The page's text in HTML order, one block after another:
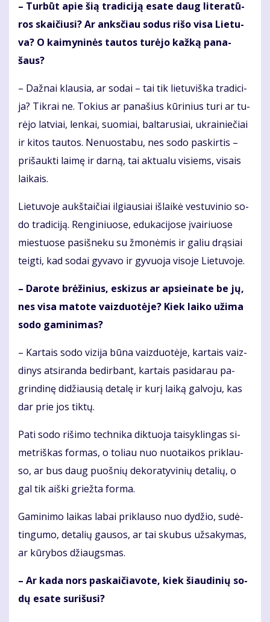
– Tur­būt apie šią tra­di­ci­ją esa­te daug li­te­ra­tū­
ros skai­čiu­si? Ar anks­čiau so­dus ri­šo vi­sa Lie­tu­
va? O kai­my­ni­nės tau­tos tu­rė­jo kaž­ką pa­na­
šaus?
– Daž­nai klau­sia, ar so­dai – tai tik lie­tu­viš­ka tra­di­ci­
ja? Tik­rai ne. To­kius ar pa­na­šius kū­ri­nius tu­ri ar tu­
rė­jo lat­viai, len­kai, suo­miai, bal­ta­ru­siai, uk­rai­nie­čiai
ir ki­tos tau­tos. Ne­nuos­ta­bu, nes so­do pa­skir­tis –
pri­šauk­ti lai­mę ir dar­ną, tai ak­tu­a­lu vi­siems, vi­sais
lai­kais.
Lie­tu­vo­je aukš­tai­čiai il­giau­siai iš­lai­kė ves­tu­vi­nio so­
do tra­di­ci­ją. Ren­gi­niuo­se, edu­ka­ci­jo­se įvai­riuo­se
mies­tuo­se pa­si­šne­ku su žmo­nė­mis ir ga­liu drą­siai
teig­ti, kad so­dai gy­va­vo ir gy­vuo­ja vi­so­je Lie­tu­vo­je.
– Da­ro­te brė­ži­nius, es­ki­zus ar ap­si­ei­na­te be jų,
nes vi­sa ma­to­te vaiz­duo­tė­je? Kiek lai­ko už­ima
so­do ga­mi­ni­mas?
– Kar­tais so­do vi­zi­ja bū­na vaiz­duo­tė­je, kar­tais vaiz­
di­nys at­si­ran­da be­dir­bant, kar­tais pa­si­da­rau pa­
grin­di­nę di­džiau­sią de­ta­lę ir ku­rį lai­ką gal­vo­ju, kas
dar prie jos tik­tų.
Pa­ti so­do ri­ši­mo tech­ni­ka dik­tuo­ja tai­syk­lin­gas si­
met­riš­kas for­mas, o to­liau nuo nuo­tai­kos pri­klau­
so, ar bus daug puoš­nių de­ko­ra­ty­vi­nių de­ta­lių, o
gal tik aiš­ki griež­ta for­ma.
Ga­mi­ni­mo lai­kas la­bai pri­klau­so nuo dy­džio, su­dė­
tin­gu­mo, de­ta­lių gau­sos, ar tai sku­bus už­sa­ky­mas,
ar kū­ry­bos džiaugs­mas.
– Ar ka­da nors pa­skai­čia­vo­te, kiek šiau­di­nių so­
dų esa­te su­ri­šu­si?